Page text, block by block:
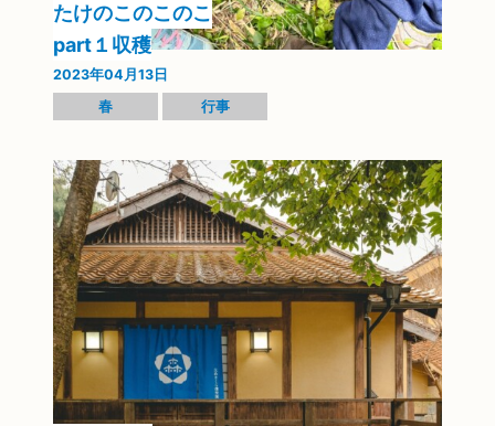
たけのこのこのこ
part１収穫
2023年04月13日
春
行事